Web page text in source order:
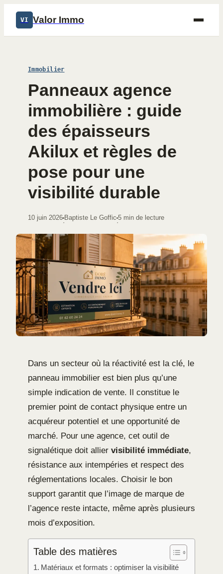
VI Valor Immo
Immobilier
Panneaux agence
immobilière : guide
des épaisseurs
Akilux et règles de
pose pour une
visibilité durable
10 juin 2026
·
Baptiste Le Goffic
·
5 min de lecture
Dans un secteur où la réactivité est la clé, le
panneau immobilier est bien plus qu’une
simple indication de vente. Il constitue le
premier point de contact physique entre un
acquéreur potentiel et une opportunité de
marché. Pour une agence, cet outil de
signalétique doit allier visibilité immédiate,
résistance aux intempéries et respect des
réglementations locales. Choisir le bon
support garantit que l’image de marque de
l’agence reste intacte, même après plusieurs
mois d’exposition.
Table des matières
Matériaux et formats : optimiser la visibilité